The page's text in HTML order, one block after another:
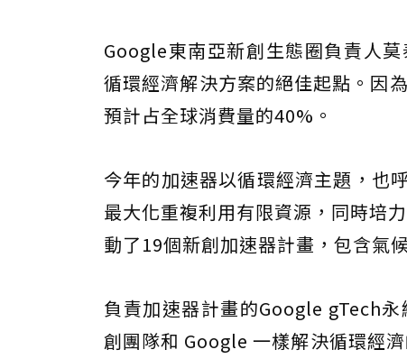
Google東南亞新創生態圈負責人
循環經濟解決方案的絕佳起點。因
預計占全球消費量的40%。
今年的加速器以循環經濟主題，也
最大化重複利用有限資源，同時培
動了19個新創加速器計畫，包含氣
負責加速器計畫的Google gTech
創團隊和 Google 一樣解決循環經